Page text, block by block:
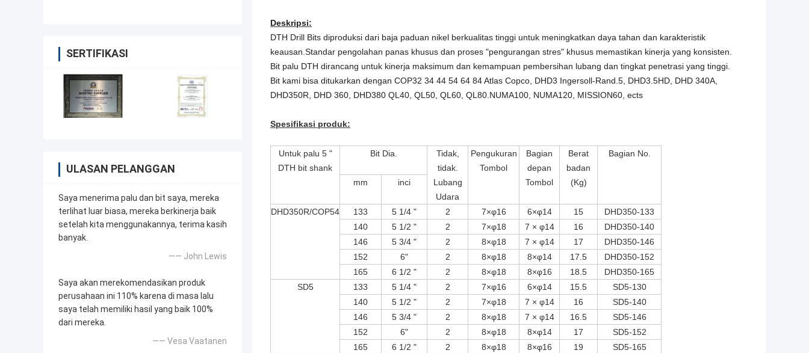
SERTIFIKASI
ULASAN PELANGGAN
Saya menerima palu dan bit saya, mereka
terlihat luar biasa, mereka berkinerja baik
setelah kita menggunakannya, terima kasih
banyak.
—— John Lewis
Saya akan merekomendasikan produk
perusahaan ini 110% karena di masa lalu
saya telah memiliki hasil yang baik 100%
dari mereka.
—— Vesa Vaatanen
Deskripsi:
DTH Drill Bits diproduksi dari baja paduan nikel berkualitas tinggi untuk meningkatkan daya tahan dan karakteristik
keausan.Standar pengolahan panas khusus dan proses "pengurangan stres" khusus memastikan kinerja yang konsisten.
Bit palu DTH dirancang untuk kinerja maksimum dan kemampuan pembersihan lubang dan tingkat penetrasi yang tinggi.
Bit kami bisa ditukarkan dengan COP32 34 44 54 64 84 Atlas Copco, DHD3 Ingersoll-Rand.5, DHD3.5HD, DHD 340A,
DHD350R, DHD 360, DHD380 QL40, QL50, QL60, QL80.NUMA100, NUMA120, MISSION60, ects
Spesifikasi produk:
Untuk palu 5 "
DTH bit shank
Bit Dia.
Tidak,
tidak.
Lubang
Udara
Pengukuran
Tombol
Bagian
depan
Tombol
Berat
badan
(Kg)
Bagian No.
mm inci
DHD350R/COP54 133 5 1/4 " 2 7×φ16 6×φ14 15
DHD350-133
140
5 1/2 " 2 7×φ18 7 × φ14 16
DHD350-140
146
5 3/4 " 2 8×φ18 7 × φ14 17
DHD350-146
152
6" 2 8×φ18 8×φ14 17.5
DHD350-152
165
6 1/2 " 2 8×φ18 8×φ16 18.5
DHD350-165
SD5
133 5 1/4 " 2 7×φ16 6×φ14 15.5
SD5-130
140
5 1/2 " 2 7×φ18 7 × φ14 16
SD5-140
146
5 3/4 " 2 8×φ18 7 × φ14 16.5
SD5-146
152
6" 2 8×φ18 8×φ14 17
SD5-152
165
6 1/2 " 2 8×φ18 8×φ16 19
SD5-165